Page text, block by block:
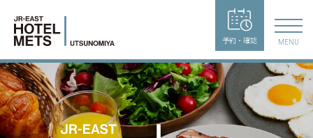
予約・確認 MENU